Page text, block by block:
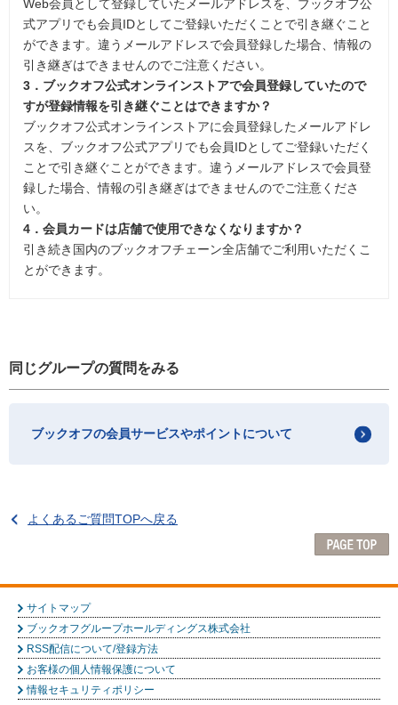
Web会員として登録していたメールアドレスを、ブックオフ公
式アプリでも会員IDとしてご登録いただくことで引き継ぐこと
ができます。違うメールアドレスで会員登録した場合、情報の
引き継ぎはできませんのでご注意ください。
3．ブックオフ公式オンラインストアで会員登録していたので
すが登録情報を引き継ぐことはできますか？
ブックオフ公式オンラインストアに会員登録したメールアドレ
スを、ブックオフ公式アプリでも会員IDとしてご登録いただく
ことで引き継ぐことができます。違うメールアドレスで会員登
録した場合、情報の引き継ぎはできませんのでご注意くださ
い。
4．会員カードは店舗で使用できなくなりますか？
引き続き国内のブックオフチェーン全店舗でご利用いただくこ
とができます。
同じグループの質問をみる
ブックオフの会員サービスやポイントについて
よくあるご質問TOPへ戻る
サイトマップ
ブックオフグループホールディングス株式会社
RSS配信について/登録方法
お客様の個人情報保護について
情報セキュリティポリシー